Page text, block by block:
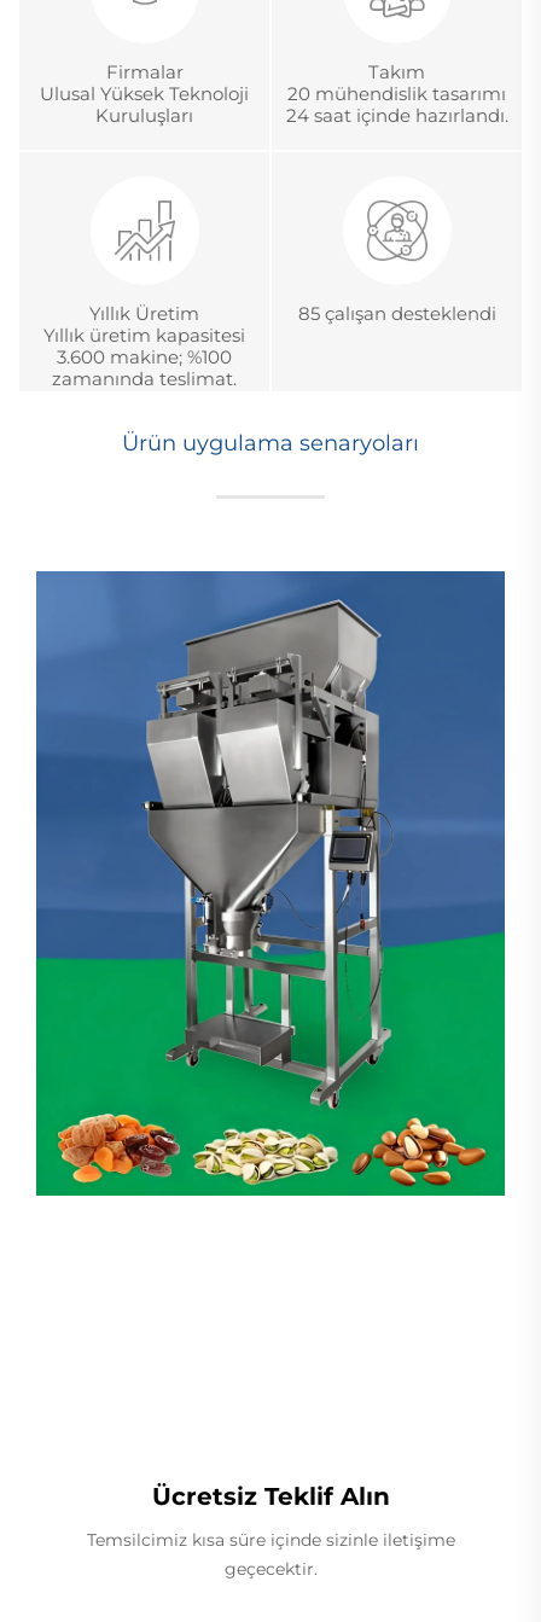
Firmalar
Ulusal Yüksek Teknoloji
Kuruluşları
Takım
20 mühendislik tasarımı
24 saat içinde hazırlandı.
Yıllık Üretim
Yıllık üretim kapasitesi
3.600 makine; %100
zamanında teslimat.
85 çalışan desteklendi
Ürün uygulama senaryoları
Ücretsiz Teklif Alın
Temsilcimiz kısa süre içinde sizinle iletişime
geçecektir.